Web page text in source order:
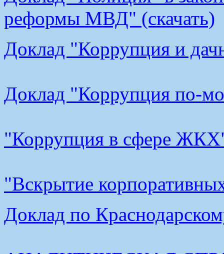
реформы МВД" (скачать)
Доклад "Коррупция и
Доклад "Коррупция по-
"Коррупция в сфере ЖКХ"
"Вскрытие
Доклад по